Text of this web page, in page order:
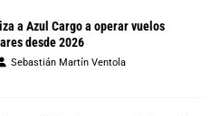
a Azul Cargo a operar vuelos
desde 2026
Sebastián Martín Ventola